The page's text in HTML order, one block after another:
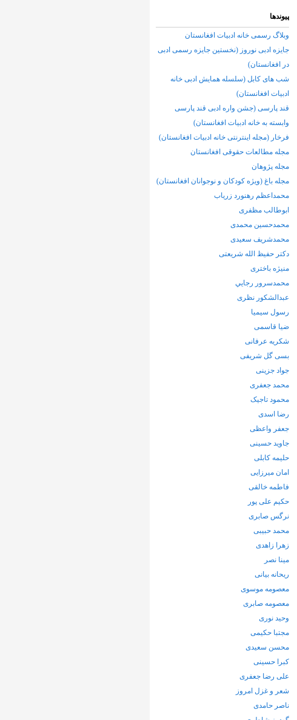
پیوندها
وبلاگ رسمی خانه ادبیات افغانستان
جایزه ادبی نوروز (نخستین جایزه رسمی ادبی
در افغانستان)
شب های کابل (سلسله همایش ادبی خانه
ادبیات افغانستان)
قند پارسی (جشن واره ادبی قند پارسی
وابسته به خانه ادبیات افغانستان)
فرخار (مجله اینترنتی خانه ادبیات افغانستان)
مجله مطالعات حقوقی افغانستان
مجله پژوهان
مجله باغ (ویژه کودکان و نوجوانان افغانستان)
محمداعظم رهنورد زرياب
ابوطالب مظفری
محمدحسین محمدی
محمدشریف سعیدی
دکتر حفیظ الله شریعتی
منیژه باختری
محمدسرور رجايي
عبدالشکور نظری
رسول سیمیا
ضیا قاسمی
شکریه عرفانی
بسی گل شریفی
جواد جزینی
محمد جعفری
محمود تاجیک
رضا اسدی
جعفر واعظی
جاوید حسینی
حلیمه کابلی
امان میرزایی
فاطمه خالقی
حکیم علی پور
نرگس صابری
محمد حبیبی
زهرا زاهدی
مینا نصر
ریحانه بیانی
معصومه موسوی
معصومه صابری
وحید نوری
مجتبا حکیمی
محسن سعیدی
کبرا حسینی
علی رضا جعفری
شعر و غزل امروز
ناصر حامدی